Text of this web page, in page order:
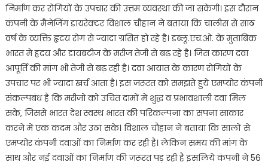
निर्माण कर रोगियों के उपचार की उत्तम व्यवस्था की जा सकेगी। इस दौरान
कंपनी के मैनेजिंग डायरेक्टर विशाल चौहान ने बताया कि चालीस से साठ
वर्ष के व्यक्ति हृदय रोग से ज्यादा ग्रसित हो रहे है। डब्लू.एच.ओ. के मुताबिक
भारत मे ह्रदय और डायबटीज के मरीज तेजी से बढ़ रहे है। जिस कारण दवा
आपूर्ति की मांग भी तेजी से बढ़ रही है। दवा आयात के कारण रोगियों के
उपचार पर भी ज्यादा खर्च आता है। इस जरूरत को समझते हुये एमप्योर कंपनी
संकल्पबंध है कि मरीजो को उचित दामों में शुद्ध व प्रभावशाली दवा मिल
सके, जिससे भारत देश स्वस्थ भारत की परिकल्पना का सपना साकार
करने में एक कदम और उठा सके। विशाल चौहान ने बताया कि सालों से
एमप्योर कंपनी दवाओं का निर्माण कर रही है। लेकिन समय की मांग के
साथ और नई दवाओं का निर्माण की जरूरत पड़ रही है इसलिये कंपनी ने 56